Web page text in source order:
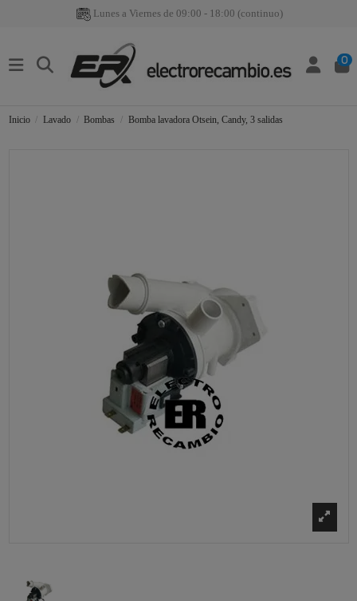
Lunes a Viernes de 09:00 - 18:00 (continuo)
0
Inicio Lavado Bombas Bomba lavadora Otsein, Candy, 3 salidas